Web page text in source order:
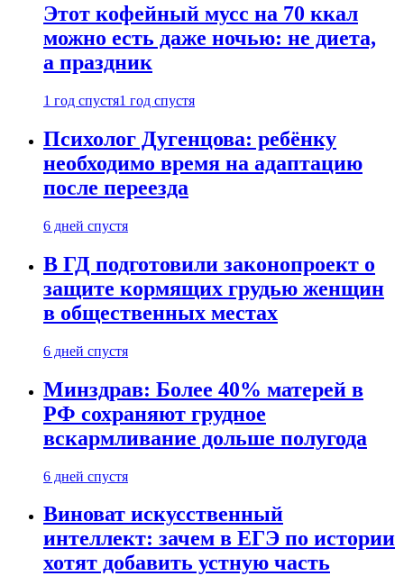
Этот кофейный мусс на 70 ккал
можно есть даже ночью: не диета,
а праздник
1 год спустя1 год спустя
Психолог Дугенцова: ребёнку
необходимо время на адаптацию
после переезда
6 дней спустя
В ГД подготовили законопроект о
защите кормящих грудью женщин
в общественных местах
6 дней спустя
Минздрав: Более 40% матерей в
РФ сохраняют грудное
вскармливание дольше полугода
6 дней спустя
Виноват искусственный
интеллект: зачем в ЕГЭ по истории
хотят добавить устную часть